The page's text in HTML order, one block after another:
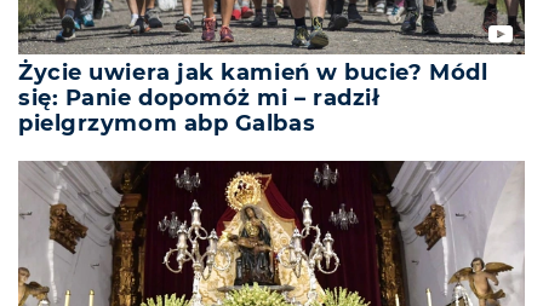
Życie uwiera jak kamień w bucie? Módl
się: Panie dopomóż mi – radził
pielgrzymom abp Galbas